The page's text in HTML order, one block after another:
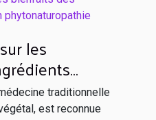
les
traditionnelle
est reconnue